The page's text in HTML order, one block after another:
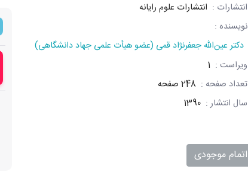
انتشارات : انتشارات علوم رایانه
نویسنده :
دکتر عین‌الله جعفرنژاد قمی (عضو هیأت علمی جهاد دانشگاهی)
ویراست : 1
تعداد صفحه : 248 صفحه
سال انتشار : 1390
اتمام موجودی